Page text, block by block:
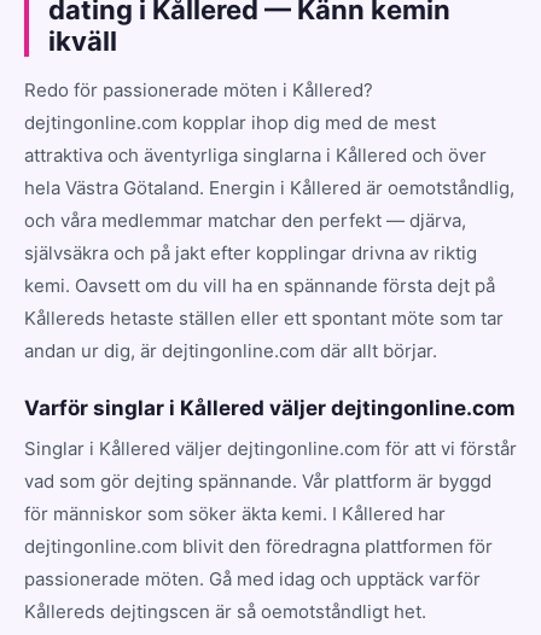
dating i Kållered — Känn kemin
ikväll
Redo för passionerade möten i Kållered?
dejtingonline.com kopplar ihop dig med de mest
attraktiva och äventyrliga singlarna i Kållered och över
hela Västra Götaland. Energin i Kållered är oemotståndlig,
och våra medlemmar matchar den perfekt — djärva,
självsäkra och på jakt efter kopplingar drivna av riktig
kemi. Oavsett om du vill ha en spännande första dejt på
Kållereds hetaste ställen eller ett spontant möte som tar
andan ur dig, är dejtingonline.com där allt börjar.
Varför singlar i Kållered väljer dejtingonline.com
Singlar i Kållered väljer dejtingonline.com för att vi förstår
vad som gör dejting spännande. Vår plattform är byggd
för människor som söker äkta kemi. I Kållered har
dejtingonline.com blivit den föredragna plattformen för
passionerade möten. Gå med idag och upptäck varför
Kållereds dejtingscen är så oemotståndligt het.